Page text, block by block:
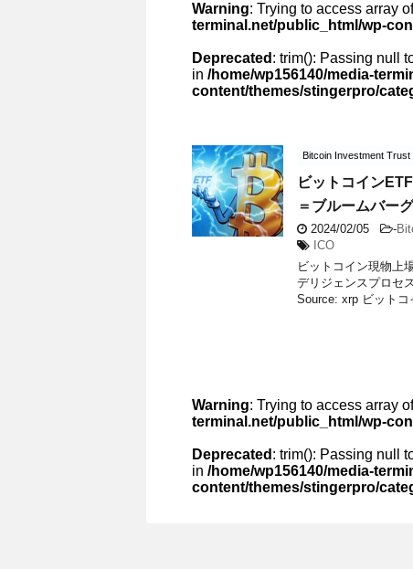
Warning: Trying to access array
terminal.net/public_html/wp-
Deprecated : trim(): Passing null
in /home/wp156140/media-
content/themes/stingerpro/
Bitcoin Investment Trust
ビットコイン
＝ブルームバーグ
2024/02/05 -
ICO
ビットコイン現物上
デリジェンスプロセ
Source: xrp ビット
Warning: Trying to access array
terminal.net/public_html/wp-
Deprecated : trim(): Passing null
in /home/wp156140/media-
content/themes/stingerpro/